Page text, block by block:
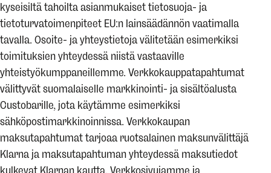
kyseisiltä tahoilta asianmukaiset tietosuoja- ja
tietoturvatoimenpiteet EU:n lainsäädännön vaatimalla
tavalla. Osoite- ja yhteystietoja välitetään esimerkiksi
toimituksien yhteydessä niistä vastaaville
yhteistyökumppaneillemme. Verkkokauppatapahtumat
välittyvät suomalaiselle markkinointi- ja sisältöalusta
Custobarille, jota käytämme esimerkiksi
sähköpostimarkkinoinnissa. Verkkokaupan
maksutapahtumat tarjoaa ruotsalainen maksunvälittäjä
Klarna ja maksutapahtuman yhteydessä maksutiedot